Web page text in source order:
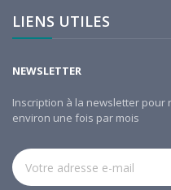
LIENS UTILES
NEWSLETTER
Inscription à la newsletter
environ une fois par mois